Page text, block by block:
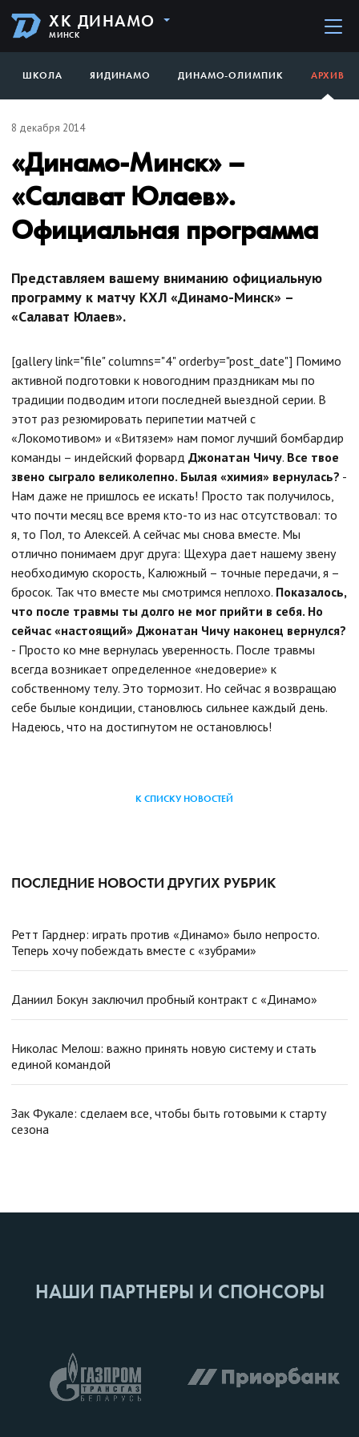
ХК ДИНАМО
МИНСК
ШКОЛА ЯИДИНАМО ДИНАМО-ОЛИМПИК АРХИВ
8 декабря 2014
«Динамо-Минск» –
«Салават Юлаев».
Официальная программа
Представляем вашему вниманию официальную
программу к матчу КХЛ «Динамо-Минск» –
«Салават Юлаев».
[gallery link="file" columns="4" orderby="post_date"] Помимо
активной подготовки к новогодним праздникам мы по
традиции подводим итоги последней выездной серии. В
этот раз резюмировать перипетии матчей с
«Локомотивом» и «Витязем» нам помог лучший бомбардир
команды – индейский форвард Джонатан Чичу. Все твое
звено сыграло великолепно. Былая «химия» вернулась? -
Нам даже не пришлось ее искать! Просто так получилось,
что почти месяц все время кто-то из нас отсутствовал: то
я, то Пол, то Алексей. А сейчас мы снова вместе. Мы
отлично понимаем друг друга: Щехура дает нашему звену
необходимую скорость, Калюжный – точные передачи, я –
бросок. Так что вместе мы смотримся неплохо. Показалось,
что после травмы ты долго не мог прийти в себя. Но
сейчас «настоящий» Джонатан Чичу наконец вернулся?
- Просто ко мне вернулась уверенность. После травмы
всегда возникает определенное «недоверие» к
собственному телу. Это тормозит. Но сейчас я возвращаю
себе былые кондиции, становлюсь сильнее каждый день.
Надеюсь, что на достигнутом не остановлюсь!
К СПИСКУ НОВОСТЕЙ
ПОСЛЕДНИЕ НОВОСТИ ДРУГИХ РУБРИК
Ретт Гарднер: играть против «Динамо» было непросто.
Теперь хочу побеждать вместе с «зубрами»
Даниил Бокун заключил пробный контракт с «Динамо»
Николас Мелош: важно принять новую систему и стать
единой командой
Зак Фукале: сделаем все, чтобы быть готовыми к старту
сезона
НАШИ ПАРТНЕРЫ И СПОНСОРЫ